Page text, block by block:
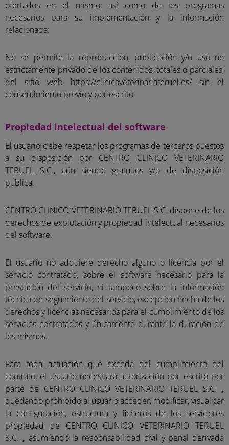
ofertados en el mismo, así como de los programas
necesarios para su implementación y la información
relacionada.
No se permite la reproducción, publicación y/o uso no
estrictamente privado de los contenidos, totales o parciales,
del sitio web https://clinicaveterinariateruel.es/ sin el
consentimiento previo y por escrito.
Propiedad intelectual del software
El usuario debe respetar los programas de terceros puestos
a su disposición por CENTRO CLINICO VETERINARIO
TERUEL S.C., aún siendo gratuitos y/o de disposición
pública.
CENTRO CLINICO VETERINARIO TERUEL S.C. dispone de los
derechos de explotación y propiedad intelectual necesarios
del software.
El usuario no adquiere derecho alguno o licencia por el
servicio contratado, sobre el software necesario para la
prestación del servicio, ni tampoco sobre la información
técnica de seguimiento del servicio, excepción hecha de los
derechos y licencias necesarios para el cumplimiento de los
servicios contratados y únicamente durante la duración de
los mismos.
Para toda actuación que exceda del cumplimiento del
contrato, el usuario necesitará autorización por escrito por
parte de CENTRO CLINICO VETERINARIO TERUEL S.C. ,
quedando prohibido al usuario acceder, modificar, visualizar
la configuración, estructura y ficheros de los servidores
propiedad de CENTRO CLINICO VETERINARIO TERUEL
S.C. , asumiendo la responsabilidad civil y penal derivada